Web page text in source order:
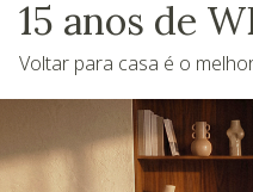
15 anos de
Voltar para casa é o